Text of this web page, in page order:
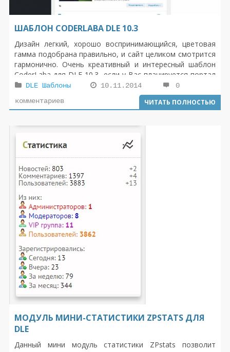
ШАБЛОН CODERLABA DLE 10.3
Дизайн легкий, хорошо воспринимающийся, цветовая
гамма подобрана правильно, и сайт целиком смотрится
гармонично. Очень креативный и интересный шаблон
CoderLaba для DLE 10.3, если у Вас планируется портал
с большим количеством информации разных категорий
и под категорий. Первое, что приходит в голову, то на
данном шаблоне будут отлично смотреться сайты
любой тематики. Это адаптация с девятой версии. В
DLE Шаблоны 10.11.2014
0
комментариев
ЧИТАТЬ ПОЛНОСТЬЮ
МОДУЛЬ МИНИ-СТАТИСТИКИ ZPSTATS ДЛЯ
DLE
Данный мини модуль статистики ZPstats позволит